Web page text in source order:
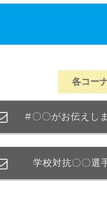
各コー
#〇〇がお伝えし
学校対抗〇〇選